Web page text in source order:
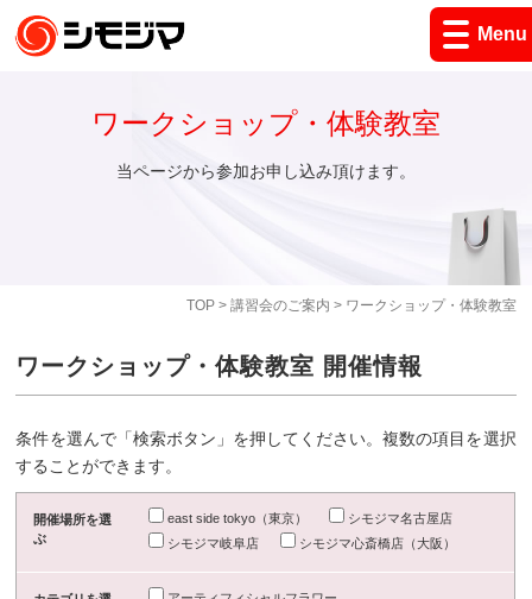
Menu
TOP> 講習会のご案内 > ワークショップ・体験教室
ワークショップ・体験教室
当ページから参加お申し込み頂けます。
ワークショップ・体験教室 開催情報
条件を選んで「検索ボタン」を押してください。複数の項目を選択
することができます。
開催場所を選
ぶ
east side tokyo（東京）
シモジマ名古屋店
シモジマ岐阜店
シモジマ心斎橋店（大阪）